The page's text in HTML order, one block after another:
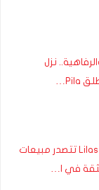
نزل
بعد عامين من إطلاقها.. Lilas Cosmetics تتصدر مبيعات
في ا…